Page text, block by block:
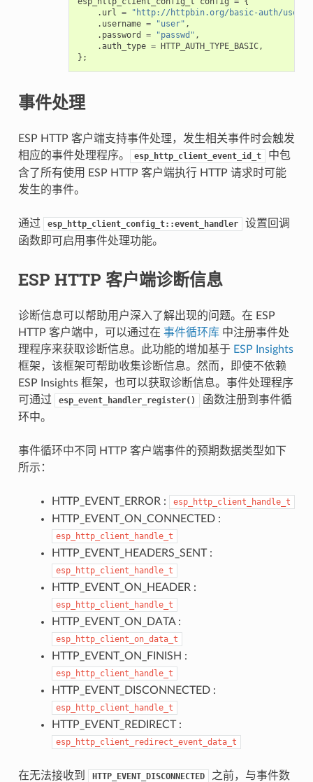
. url =
"http://httpbin.org/basic-auth/user/
. username = "user" ,
. password = "passwd" ,
.auth_type = HTTP_AUTH_TYPE_BASIC,
};
事件处理
ESP HTTP 客户端支持事件处理，发生相关事件时会触发
相应的事件处理程序。
esp_http_client_event_id_t
中包
含了所有使用 ESP HTTP 客户端执行 HTTP 请求时可能
发生的事件。
通过 esp_http_client_config_t::event_handler
设置回调
函数即可启用事件处理功能。
ESP HTTP 客户端诊断信息
诊断信息可以帮助用户深入了解出现的问题。在 ESP
HTTP 客户端中，可以通过在 事件循环库中注册事件处
理程序来获取诊断信息。此功能的增加基于 ESP Insights
框架，该框架可帮助收集诊断信息。然而，即使不依赖
ESP Insights 框架，也可以获取诊断信息。事件处理程序
可通过
esp_event_handler_register()
函数注册到事件循
环中。
事件循环中不同 HTTP 客户端事件的预期数据类型如下
所示：
HTTP_EVENT_ERROR : esp_http_client_handle_t
HTTP_EVENT_ON_CONNECTED :
esp_http_client_handle_t
HTTP_EVENT_HEADERS_SENT :
esp_http_client_handle_t
HTTP_EVENT_ON_HEADER :
esp_http_client_handle_t
HTTP_EVENT_ON_DATA :
esp_http_client_on_data_t
HTTP_EVENT_ON_FINISH :
esp_http_client_handle_t
HTTP_EVENT_DISCONNECTED :
esp_http_client_handle_t
HTTP_EVENT_REDIRECT :
esp_http_client_redirect_event_data_t
在无法接收到 HTTP_EVENT_DISCONNECTED
之前，与事件数